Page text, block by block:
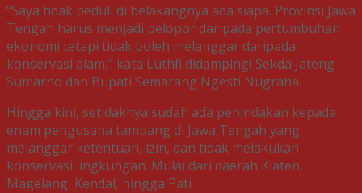
“Saya tidak peduli di belakangnya ada siapa. Provinsi Jawa
Tengah harus menjadi pelopor daripada pertumbuhan
ekonomi tetapi tidak boleh melanggar daripada
konservasi alam,” kata Luthfi didampingi Sekda Jateng
Sumarno dan Bupati Semarang Ngesti Nugraha.
Hingga kini, setidaknya sudah ada penindakan kepada
enam pengusaha tambang di Jawa Tengah yang
melanggar ketentuan, izin, dan tidak melakukan
konservasi lingkungan. Mulai dari daerah Klaten,
Magelang, Kendal, hingga Pati.